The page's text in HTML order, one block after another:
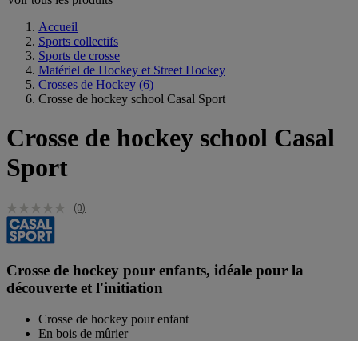
Accueil
Sports collectifs
Sports de crosse
Matériel de Hockey et Street Hockey
Crosses de Hockey (6)
Crosse de hockey school Casal Sport
Crosse de hockey school Casal
Sport
(0)
Crosse de hockey pour enfants, idéale pour la
découverte et l'initiation
Crosse de hockey pour enfant
En bois de mûrier